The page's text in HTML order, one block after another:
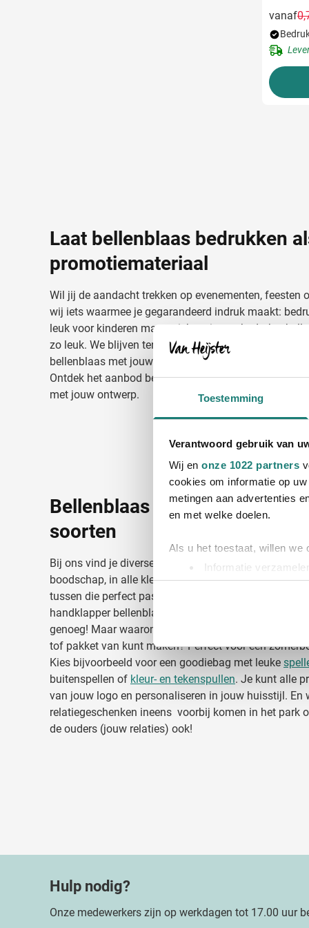
Toestemming
Verantwoord gebruik van
Wij en onze 1022 partners
cookies om informatie op
metingen aan advertenties
en met welke doelen.
Als u het toestaat, willen we
Informatie
Uw apparaat
toestemming op elk
We gebruiken cookies om
websiteverkeer te
media, adverteren en
verstrekt of die ze hebben
vanaf
Laat bellenblaas bedrukken
promotiemateriaal
Wil jij de aandacht trekken op evenementen, feesten
wij iets waarmee je gegarandeerd indruk maakt:
leuk voor kinderen maar stiekem is een bedrukte
zo leuk. We blijven tenslotte allemaal wel een klein
bellenblaas met jouw bedrijfslogo of boodschap en
Ontdek het aanbod bellenblaas om te bedrukken
met jouw ontwerp.
Bellenblaas met opdruk in
soorten
Bij ons vind je diverse varianten bellenblaas om te
boodschap, in alle kleuren, stijlen en materialen. Zo
tussen die perfect past bij de stijl van jouw bedrijf.
handklapper bellenblaas tot een geweldig
genoeg! Maar waarom zou je alleen één bellenblaas
tof pakket van kunt maken? Perfect voor een
Kies bijvoorbeeld voor een goodiebag met leuke
buitenspellen of kleur- en tekenspullen. Je kunt alle
van jouw logo en personaliseren in jouw huisstijl. En
relatiegeschenken ineens voorbij komen in het park
de ouders (jouw relaties) ook!
Hulp nodig?
Onze medewerkers zijn op werkdagen tot 17.00 uur